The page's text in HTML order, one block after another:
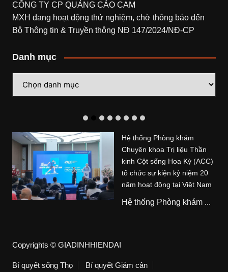
CÔNG TY CP QUẢNG CÁO CAM
MXH đang hoạt động thử nghiệm, chờ thông báo đến
Bộ Thông tin & Truyền thông NĐ 147/2024/NĐ-CP
Danh mục
mục
Hệ thống Phòng khám
Chuyên khoa Trị liệu Thần
kinh Cột sống Hoa Kỳ (ACC)
tổ chức sự kiện kỷ niệm 20
năm hoạt động tại Việt Nam
Hệ thống Phòng khám ...
Copyrights © GIADINHHIENDAI
Bí quyết sống Thọ Bí quyết Giảm cân